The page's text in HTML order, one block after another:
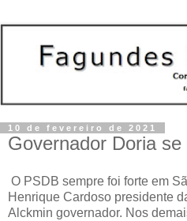
10 de fevereiro de 2021
Governador Doria
O PSDB sempre foi forte em
Henrique Cardoso presidente
Alckmin governador. Nos